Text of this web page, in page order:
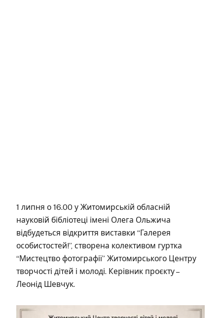
1 липня о 16.00 у Житомирській обласній
науковій бібліотеці імені Олега Ольжича
відбудеться відкриття виставки “Галерея
особистостей!”, створена колективом гуртка
“Мистецтво фотографії” Житомирського Центру
творчості дітей і молоді. Керівник проєкту –
Леонід Шевчук.